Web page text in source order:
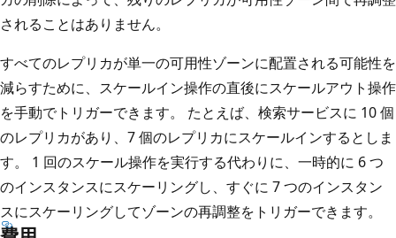
されることはありません。
すべてのレプリカが単一の可用性ゾーンに配置される可能性を
減らすために、スケールイン操作の直後にスケールアウト操作
を手動でトリガーできます。 たとえば、検索サービスに 10 個
のレプリカがあり、7 個のレプリカにスケールインするとしま
す。 1 回のスケール操作を実行する代わりに、一時的に 6 つ
のインスタンスにスケーリングし、すぐに 7 つのインスタン
スにスケーリングしてゾーンの再調整をトリガーできます。